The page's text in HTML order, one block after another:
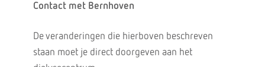
Contact met Bernhoven
De veranderingen die hierboven beschreven
staan moet je direct doorgeven aan het